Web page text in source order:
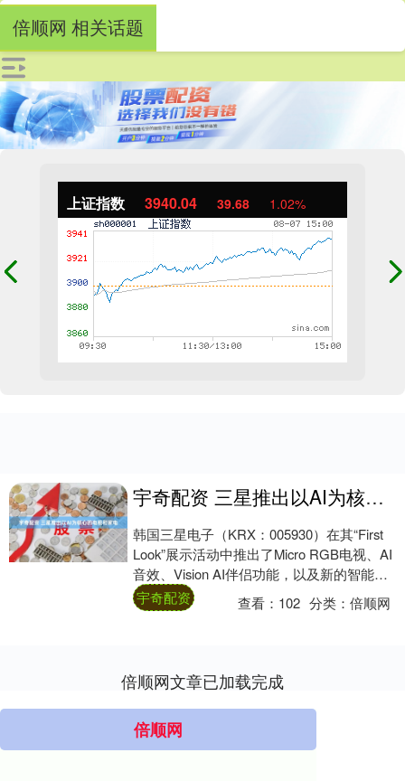
上证指数 3940.04 39.68 1.02%
倍顺网 相关话题
宇奇配资 三星推出以AI为核心的电视和家电
韩国三星电子（KRX：005930）在其“First
Look”展示活动中推出了Micro RGB电视、AI
音效、Vision AI伴侣功能，以及新的智能家
居与....
宇奇配资 查看： 102 分类：倍顺网
倍顺网文章已加载完成
倍顺网